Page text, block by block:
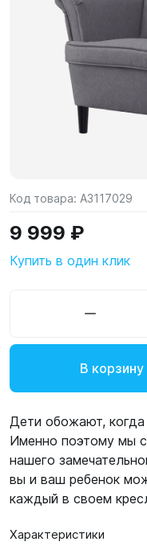
Код товара: A3117029
9 999 ₽
Купить в один клик
В корзину
Дети обожают, когда
Именно поэтому мы
нашего
вы и ваш ребенок
каждый в своем
Характеристики